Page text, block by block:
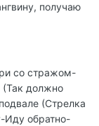
получаю
со стражом-
(Так должно
(Стрелка
Иду обратно-